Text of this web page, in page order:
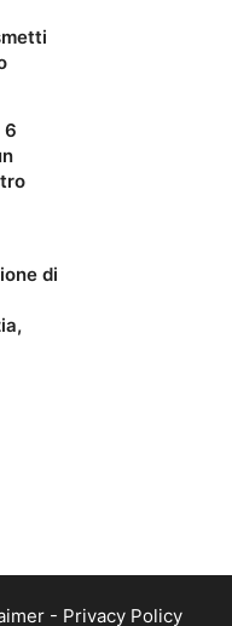
6
di
- Privacy Policy